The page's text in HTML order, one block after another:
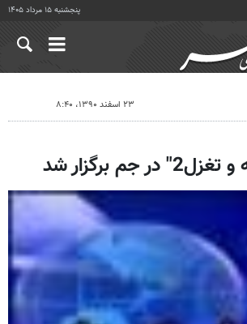
پنجشنبه ۱۵ مرداد ۱۴۰۵
۲۳ اسفند ۱۳۹۰، ۸:۴۰
برگزار شد